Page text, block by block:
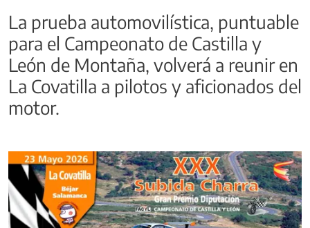
La prueba automovilística, puntuable
para el Campeonato de Castilla y
León de Montaña, volverá a reunir en
La Covatilla a pilotos y aficionados del
motor.